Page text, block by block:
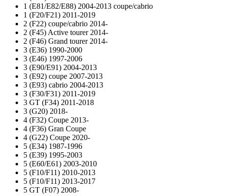
1 (E81/E82/E88) 2004-2013 coupe/cabrio
1 (F20/F21) 2011-2019
2 (F22) coupe/cabrio 2014-
2 (F45) Active tourer 2014-
2 (F46) Grand tourer 2014-
3 (E36) 1990-2000
3 (E46) 1997-2006
3 (E90/E91) 2004-2013
3 (E92) coupe 2007-2013
3 (E93) cabrio 2004-2013
3 (F30/F31) 2011-2019
3 GT (F34) 2011-2018
3 (G20) 2018-
4 (F32) Coupe 2013-
4 (F36) Gran Coupe
4 (G22) Coupe 2020-
5 (E34) 1987-1996
5 (E39) 1995-2003
5 (E60/E61) 2003-2010
5 (F10/F11) 2010-2013
5 (F10/F11) 2013-2017
5 GT (F07) 2008-